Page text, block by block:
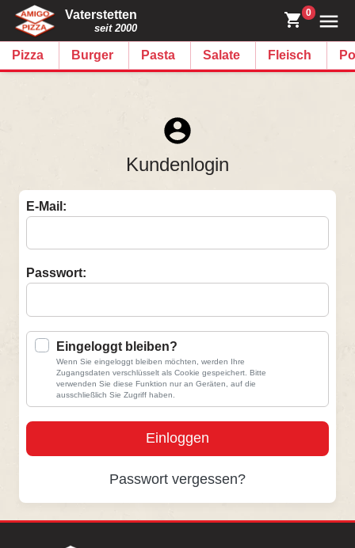
Vaterstetten
seit 2000
0
Pizza Burger Pasta Salate Fleisch
Kundenlogin
E-Mail:
Passwort:
Eingeloggt bleiben?
Wenn Sie eingeloggt bleiben möchten, werden Ihre
Zugangsdaten verschlüsselt als Cookie gespeichert. Bitte
verwenden Sie diese Funktion nur an Geräten, auf die
ausschließlich Sie Zugriff haben.
Einloggen
Passwort vergessen?